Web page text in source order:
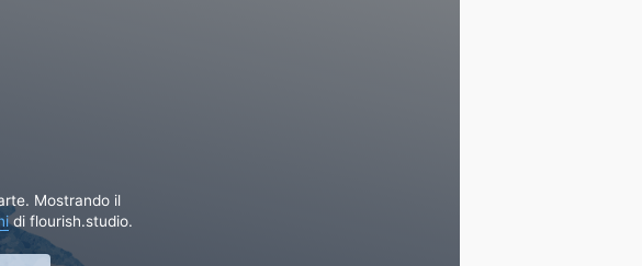
Mostrando il
di flourish.studio.